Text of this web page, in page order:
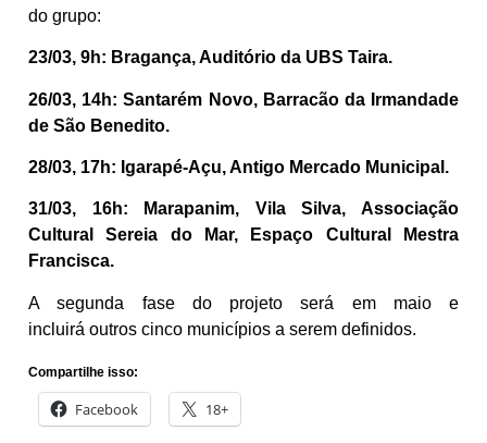
do grupo:
23/03, 9h: Bragança, Auditório da UBS Taira.
26/03, 14h: Santarém Novo, Barracão da Irmandade
de São Benedito.
28/03, 17h: Igarapé-Açu, Antigo Mercado Municipal.
31/03, 16h: Marapanim, Vila Silva, Associação
Cultural Sereia do Mar, Espaço Cultural Mestra
Francisca.
A segunda fase do projeto será em maio e
incluirá outros cinco municípios a serem definidos.
Compartilhe isso:
Facebook 18+